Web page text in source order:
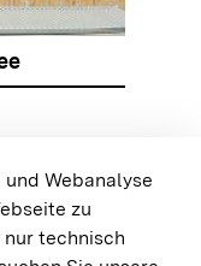
Webanalyse
zu
technisch